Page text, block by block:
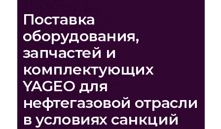
Поставка
оборудования,
запчастей и
комплектующих
YAGEO для
нефтегазовой отрасли
в условиях санкций